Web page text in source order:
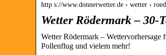
http s://www.donnerwetter.de › wetter ›
Wetter Rödermark – 30-
Wetter Rödermark –
Pollenflug und vielem mehr!